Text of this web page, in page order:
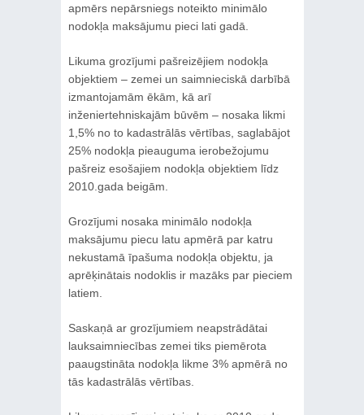
apmērs nepārsniegs noteikto minimālo
nodokļa maksājumu pieci lati gadā.
Likuma grozījumi pašreizējiem nodokļa
objektiem – zemei un saimnieciskā darbībā
izmantojamām ēkām, kā arī
inženiertehniskajām būvēm – nosaka likmi
1,5% no to kadastrālās vērtības, saglabājot
25% nodokļa pieauguma ierobežojumu
pašreiz esošajiem nodokļa objektiem līdz
2010.gada beigām.
Grozījumi nosaka minimālo nodokļa
maksājumu piecu latu apmērā par katru
nekustamā īpašuma nodokļa objektu, ja
aprēķinātais nodoklis ir mazāks par pieciem
latiem.
Saskaņā ar grozījumiem neapstrādātai
lauksaimniecības zemei tiks piemērota
paaugstināta nodokļa likme 3% apmērā no
tās kadastrālās vērtības.